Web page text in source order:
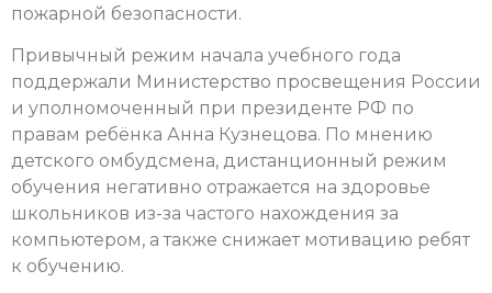
пожарной безопасности.
Привычный режим начала учебного года
поддержали Министерство просвещения России
и уполномоченный при президенте РФ по
правам ребёнка Анна Кузнецова. По мнению
детского омбудсмена, дистанционный режим
обучения негативно отражается на здоровье
школьников из-за частого нахождения за
компьютером, а также снижает мотивацию ребят
к обучению.